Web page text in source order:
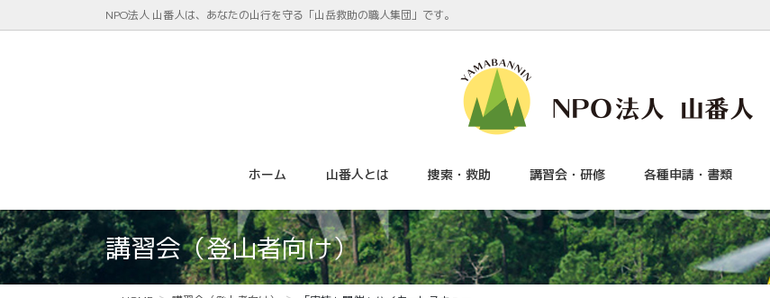
ン
ビ
NPO法人 山番人は、あなたの山行を守る「山岳救助の職人集団」です。
ホーム 山番人とは 捜索・救助 講習会・研修 各種申請・書類
講習会（登山者向け）